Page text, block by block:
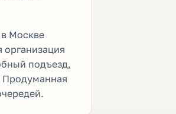
Москве
подъезд,
Продуманная